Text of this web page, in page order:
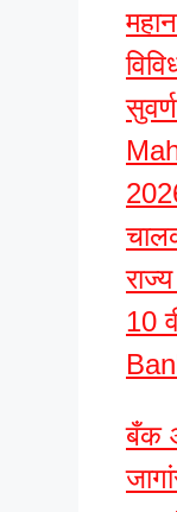
10
बँक